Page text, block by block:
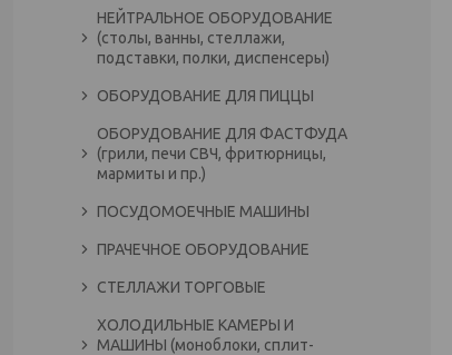
НЕЙТРАЛЬНОЕ ОБОРУДОВАНИЕ
(столы, ванны, стеллажи,
подставки, полки, диспенсеры)
ОБОРУДОВАНИЕ ДЛЯ ПИЦЦЫ
ОБОРУДОВАНИЕ ДЛЯ ФАСТФУДА
(грили, печи СВЧ, фритюрницы,
мармиты и пр.)
ПОСУДОМОЕЧНЫЕ МАШИНЫ
ПРАЧЕЧНОЕ ОБОРУДОВАНИЕ
СТЕЛЛАЖИ ТОРГОВЫЕ
ХОЛОДИЛЬНЫЕ КАМЕРЫ И
МАШИНЫ (моноблоки, сплит-